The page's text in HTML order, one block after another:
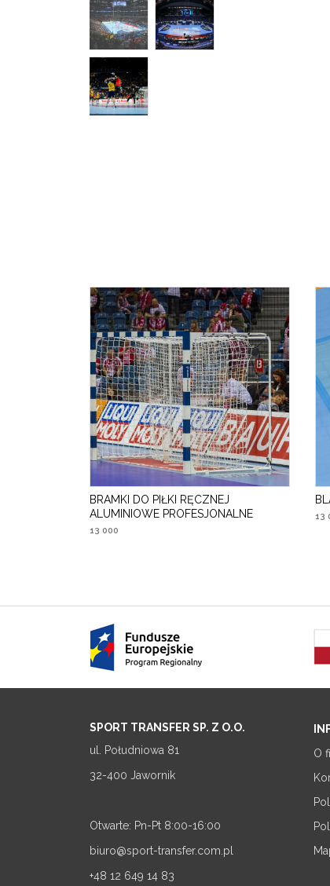
BRAMKI DO PIŁKI RĘCZNEJ
ALUMINIOWE PROFESJONALNE
13 000
13
SPORT TRANSFER SP. Z O.O.
ul. Południowa 81
32-400 Jawornik
Otwarte: Pn-Pt 8:00-16:00
biuro@sport-transfer.com.pl
+48 12 649 14 83
O